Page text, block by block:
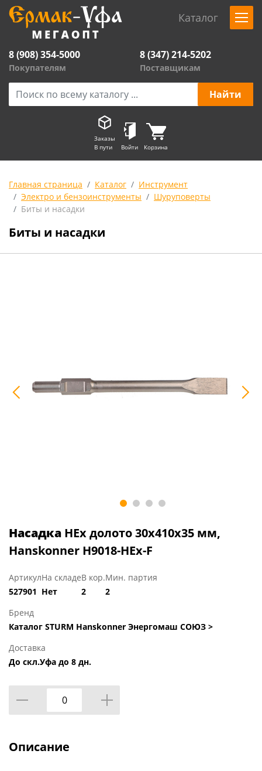
Каталог
8 (908) 354-5000
Покупателям
8 (347) 214-5202
Поставщикам
Заказы
В пути
Войти Корзина
Главная страница Каталог
Инструмент
Электро и бензоинструменты
Шуруповерты
Биты и насадки
Биты и насадки
Насадка HEх долото 30х410х35 мм,
Hanskonner H9018-HEх-F
Артикул
527901
На складе
Нет
В кор.
2
Мин. партия
2
Бренд
Каталог STURM Hanskonner Энергомаш СОЮЗ >
Доставка
До скл.Уфа до 8 дн.
Описание